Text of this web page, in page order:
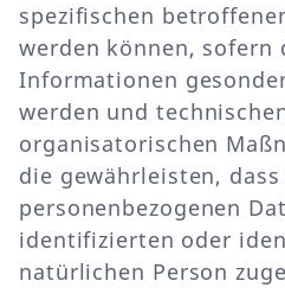
spezifischen
werden können, sofern
Informationen
werden und
organisatorischen
die gewährleisten, dass
personenbezogenen
identifizierten oder
natürlichen Person